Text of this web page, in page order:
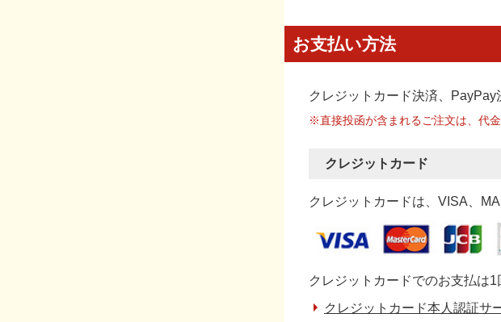
お支払い方法
クレジットカード決済、PayPay
※直接投函が含まれるご注文は、代
クレジットカード
クレジットカードは、VISA、
クレジットカードでのお支払は
クレジットカード本人認証サ